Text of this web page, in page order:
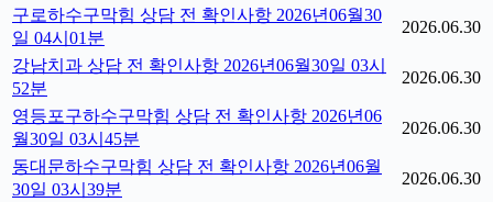
구로하수구막힘 상담 전 확인사항 2026년06월30
일 04시01분
2026.06.30
강남치과 상담 전 확인사항 2026년06월30일 03시
52분
2026.06.30
영등포구하수구막힘 상담 전 확인사항 2026년06
월30일 03시45분
2026.06.30
동대문하수구막힘 상담 전 확인사항 2026년06월
30일 03시39분
2026.06.30